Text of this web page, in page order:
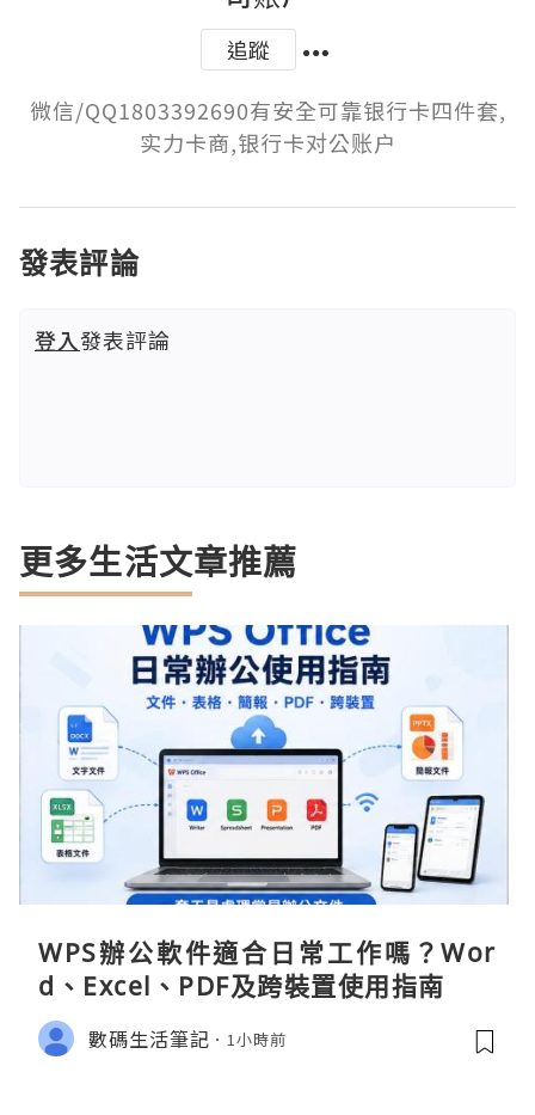
追蹤
微信/QQ1803392690有安全可靠银行卡四件套,
实力卡商,银行卡对公账户
發表評論
登入發表評論
更多生活文章推薦
WPS辦公軟件適合日常工作嗎？Wor
d、Excel、PDF及跨裝置使用指南
數碼生活筆記 1小時前